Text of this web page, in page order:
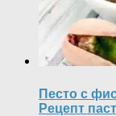
Песто с
Рецепт